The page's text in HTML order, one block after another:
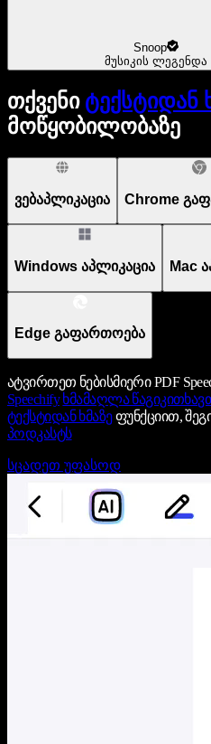
Snoop
მუსიკის ლეგენდა
თქვენი ტექსტიდან
მოწყობილობაზე
ვებაპლიკაცია Chrome
Windows აპლიკაცია Mac
Edge გაფართოება
ატვირთეთ ნებისმიერი PDF
Speechify ხმამაღლა
ტექსტიდან ხმაზეფუნქციით,
პოდკასტს
სცადეთ უფასოდ